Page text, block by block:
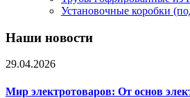
Установочные коробки
Наши новости
29.04.2026
Мир электротоваров: От основ